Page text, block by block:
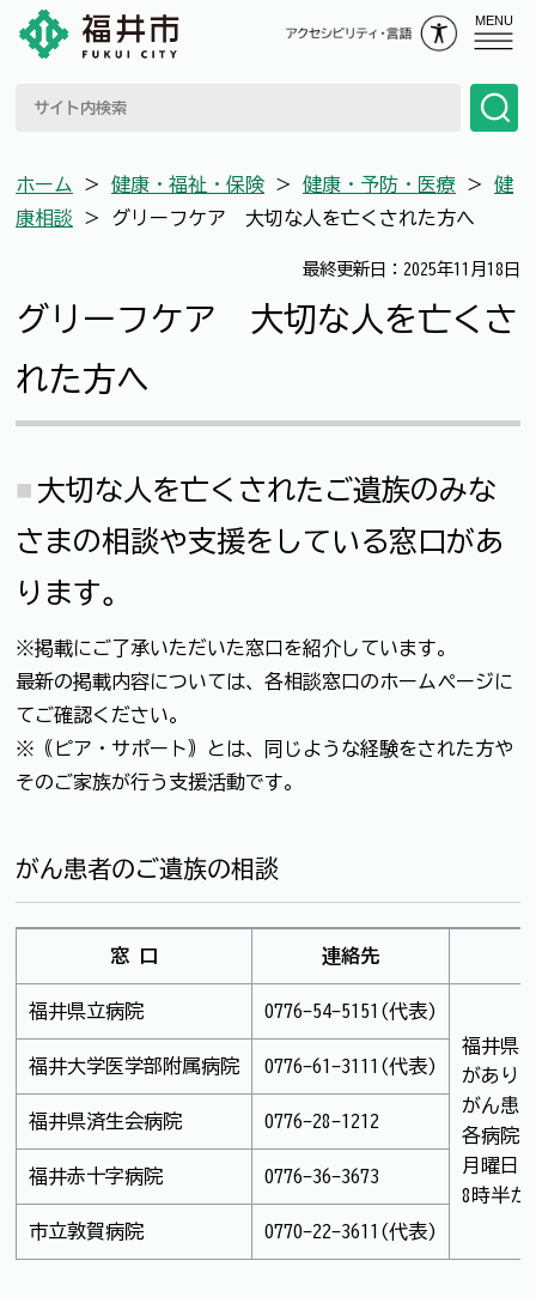
MENU
ホーム ＞ 健康・福祉・保険 ＞ 健康・予防・医療 ＞ 健
康相談 ＞ グリーフケア 大切な人を亡くされた方へ
最終更新日：2025年11月18日
グリーフケア 大切な人を亡くさ
れた方へ
大切な人を亡くされたご遺族のみな
さまの相談や支援をしている窓口があ
ります。
※掲載にご了承いただいた窓口を紹介しています。
最新の掲載内容については、各相談窓口のホームページに
てご確認ください。
※｟ピア・サポート｠とは、同じような経験をされた方や
そのご家族が行う支援活動です。
がん患者のご遺族の相談
窓 口 連絡先
福井県立病院
0776-54-5151(代表)
福井県
があり
がん患
各病院
月曜日
8時半か
福井大学医学部附属病院 0776-61-3111(代表)
福井県済生会病院 0776-28-1212
福井赤十字病院 0776-36-3673
市立敦賀病院 0770-22-3611(代表)